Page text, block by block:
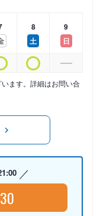
8
土
9
日
ます。詳細はお問い合